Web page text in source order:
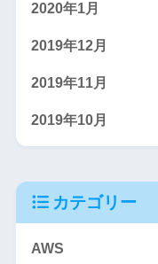
2020年1月
2019年12月
2019年11月
2019年10月
カテゴリー
AWS